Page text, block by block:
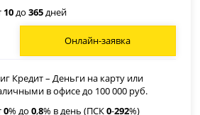
10до365дней
Онлайн-заявка
Кредит – Деньги на карту или
в офисе до 100 000 руб.
0% до0,8% в день (ПСК0-292%)